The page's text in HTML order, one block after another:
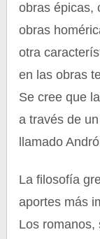
obras épicas,
obras
otra
en las obras
Se cree que
a través de
llamado
La filosofía
aportes más
Los romanos,